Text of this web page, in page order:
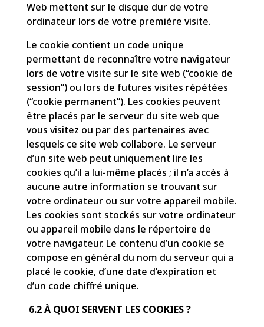
Web mettent sur le disque dur de votre
ordinateur lors de votre première visite.
Le cookie contient un code unique
permettant de reconnaître votre navigateur
lors de votre visite sur le site web (“cookie de
session”) ou lors de futures visites répétées
(“cookie permanent”). Les cookies peuvent
être placés par le serveur du site web que
vous visitez ou par des partenaires avec
lesquels ce site web collabore. Le serveur
d’un site web peut uniquement lire les
cookies qu’il a lui-même placés ; il n’a accès à
aucune autre information se trouvant sur
votre ordinateur ou sur votre appareil mobile.
Les cookies sont stockés sur votre ordinateur
ou appareil mobile dans le répertoire de
votre navigateur. Le contenu d’un cookie se
compose en général du nom du serveur qui a
placé le cookie, d’une date d’expiration et
d’un code chiffré unique.
6.2 À QUOI SERVENT LES COOKIES ?